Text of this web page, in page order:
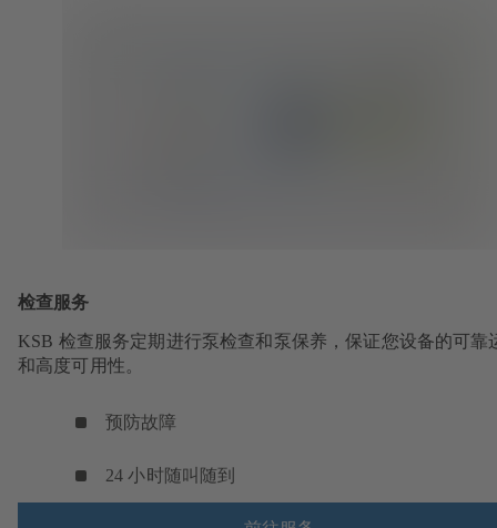
检查服务
KSB 检查服务定期进行泵检查和泵保养，保证您设备的可靠
和高度可用性。
预防故障
24 小时随叫随到